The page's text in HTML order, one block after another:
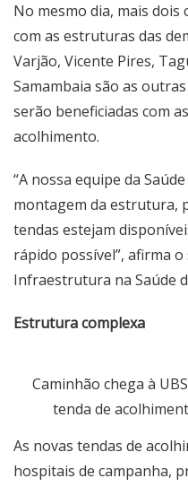
No mesmo dia, mais dois
com as estruturas das
Varjão, Vicente Pires,
Samambaia são as
serão beneficiadas com
acolhimento.
“A nossa equipe da
montagem da estrutura,
tendas estejam
rápido possível”, afirma
Infraestrutura na Saúde
Estrutura complexa
Caminhão chega à
tenda de
As novas tendas de
hospitais de campanha,